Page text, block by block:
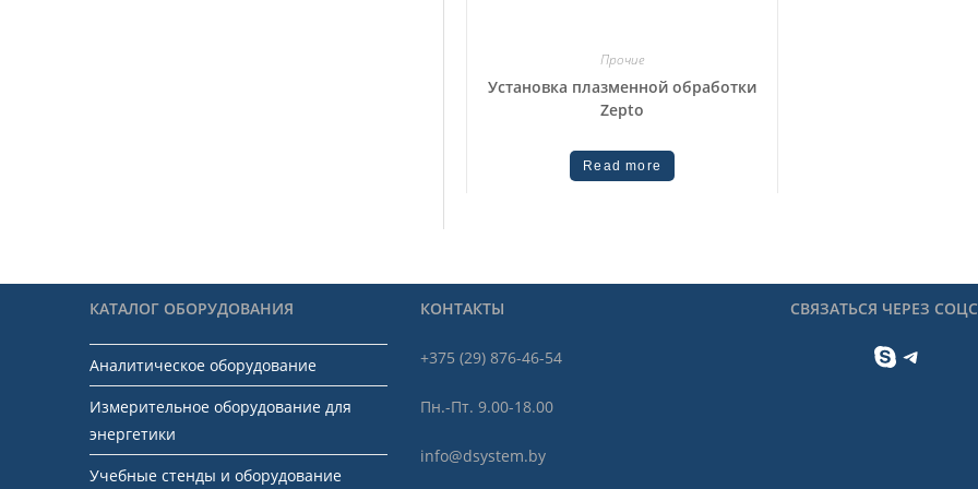
Прочие
Установка плазменной обработки
Zepto
Read more
КАТАЛОГ ОБОРУДОВАНИЯ
Аналитическое оборудование
Измерительное оборудование для
энергетики
Учебные стенды и оборудование
КОНТАКТЫ
+375 (29) 876-46-54
Пн.-Пт. 9.00-18.00
info@dsystem.by
СВЯЗАТЬСЯ ЧЕРЕЗ
SkypeTelegram